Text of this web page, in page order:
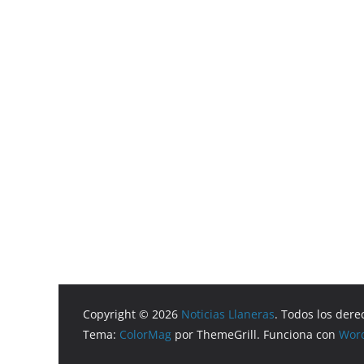
Copyright © 2026 Noticias Llaneras. Todos los
Tema: ColorMag por ThemeGrill. Funciona con